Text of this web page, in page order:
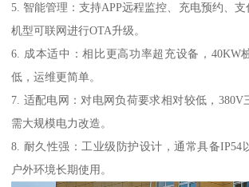
5. 智能管理：支持APP远程监控、充电预约、
机型可联网进行OTA升级。
6. 成本适中：相比更高功率超充设备，40KW
低，运维更简单。
7. 适配电网：对电网负荷要求相对较低，380V
需大规模电力改造。
8. 耐久性强：工业级防护设计，通常具备IP54
户外环境长期使用。